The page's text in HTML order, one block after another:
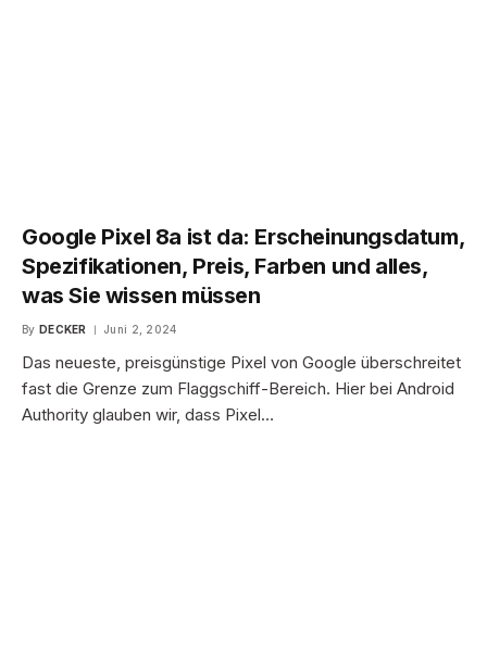
Google Pixel 8a ist da: Erscheinungsdatum,
Spezifikationen, Preis, Farben und alles,
was Sie wissen müssen
By DECKER Juni 2, 2024
Das neueste, preisgünstige Pixel von Google überschreitet
fast die Grenze zum Flaggschiff-Bereich. Hier bei Android
Authority glauben wir, dass Pixel…